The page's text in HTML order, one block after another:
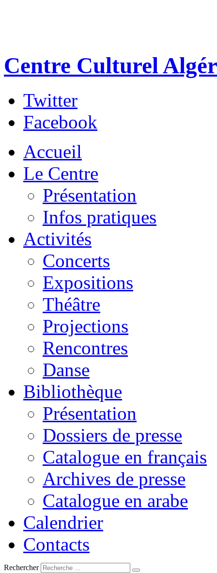
Centre Culturel
Twitter
Facebook
Accueil
Le Centre
Présentation
Infos pratiques
Activités
Concerts
Expositions
Théâtre
Projections
Rencontres
Danse
Bibliothèque
Présentation
Dossiers de presse
Catalogue en français
Archives de presse
Catalogue en arabe
Calendrier
Contacts
Rechercher